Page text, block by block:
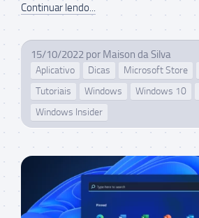
Continuar lendo...
15/10/2022 por Maison da Silva
Aplicativo Dicas Microsoft Store
Tutoriais
Windows Windows 10
Windows Insider